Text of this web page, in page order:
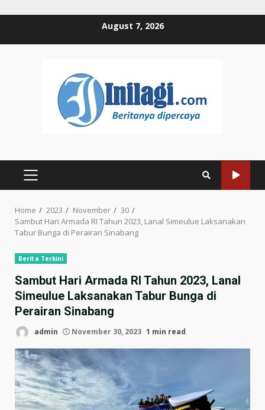
August 7, 2026
PRIMARY
Home 2023 November
30
Sambut Hari Armada RI Tahun 2023, Lanal Simeulue Laksanakan
Tabur Bunga di Perairan Sinabang
Berita Terkini
Sambut Hari Armada RI Tahun 2023, Lanal
Simeulue Laksanakan Tabur Bunga di
Perairan Sinabang
admin November 30, 2023 1 min read